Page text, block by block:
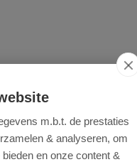
m.b.t. de prestaties
& analyseren, om
en onze content &